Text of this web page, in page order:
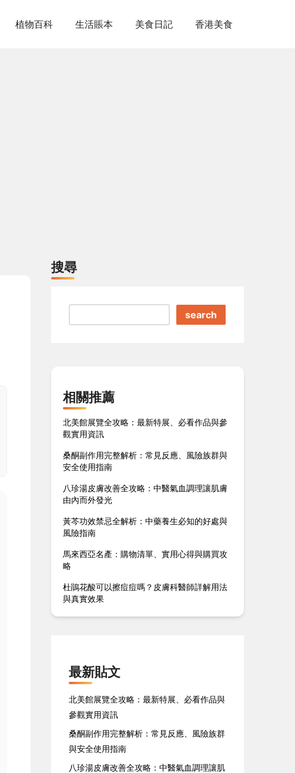
植物百科 生活賬本 美食日記 香港美食
搜尋
search
相關推薦
北美館展覽全攻略：最新特展、必看作品與參
觀實用資訊
桑酮副作用完整解析：常見反應、風險族群與
安全使用指南
八珍湯皮膚改善全攻略：中醫氣血調理讓肌膚
由內而外發光
黃芩功效禁忌全解析：中藥養生必知的好處與
風險指南
馬來西亞名產：購物清單、實用心得與購買攻
略
杜鵑花酸可以擦痘痘嗎？皮膚科醫師詳解用法
與真實效果
最新貼文
北美館展覽全攻略：最新特展、必看作品與
參觀實用資訊
桑酮副作用完整解析：常見反應、風險族群
與安全使用指南
八珍湯皮膚改善全攻略：中醫氣血調理讓肌